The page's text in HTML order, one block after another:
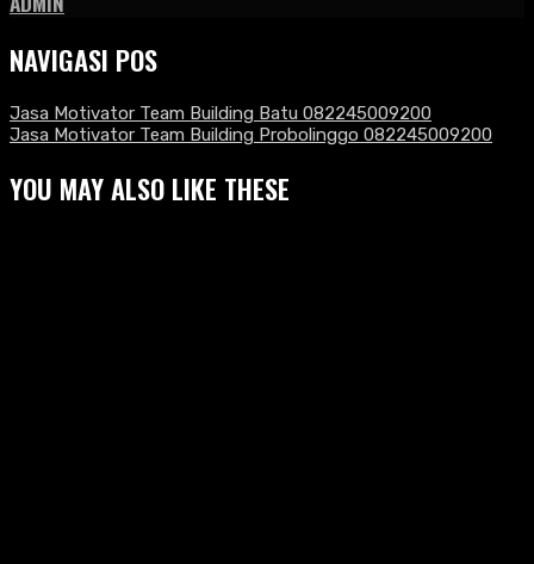
NAVIGASI POS
Jasa Motivator Team Building Batu 082245009200
Jasa Motivator Team Building Probolinggo 082245009200
YOU MAY ALSO LIKE THESE